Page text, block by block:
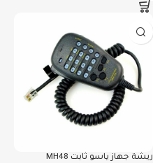
ريشة جهاز ياسو ثابت MH48